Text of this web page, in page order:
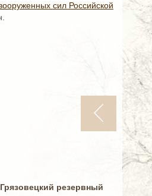
сил Российской
резервный